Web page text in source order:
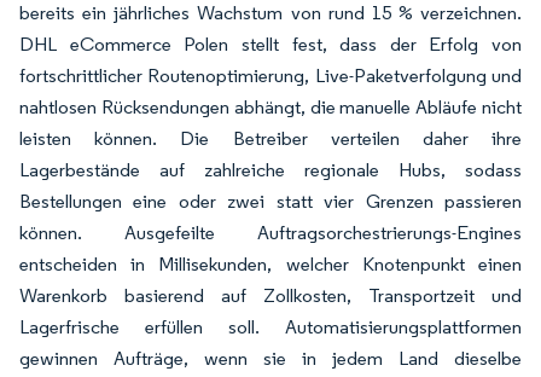
bereits ein jährliches Wachstum von rund 15 % verzeichnen.
DHL eCommerce Polen stellt fest, dass der Erfolg von
fortschrittlicher Routenoptimierung, Live-Paketverfolgung und
nahtlosen Rücksendungen abhängt, die manuelle Abläufe nicht
leisten können. Die Betreiber verteilen daher ihre
Lagerbestände auf zahlreiche regionale Hubs, sodass
Bestellungen eine oder zwei statt vier Grenzen passieren
können. Ausgefeilte Auftragsorchestrierungs-Engines
entscheiden in Millisekunden, welcher Knotenpunkt einen
Warenkorb basierend auf Zollkosten, Transportzeit und
Lagerfrische erfüllen soll. Automatisierungsplattformen
gewinnen Aufträge, wenn sie in jedem Land dieselbe